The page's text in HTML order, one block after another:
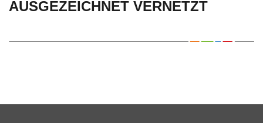
AUSGEZEICHNET VERNETZT